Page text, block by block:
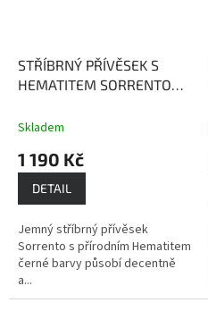
STŘÍBRNÝ PŘÍVĚSEK S
HEMATITEM SORRENTO
ochranu
Skladem
1 190 Kč
DETAIL
Jemný stříbrný přívěsek
Sorrento s přírodním Hematitem
černé barvy působí decentně
a...